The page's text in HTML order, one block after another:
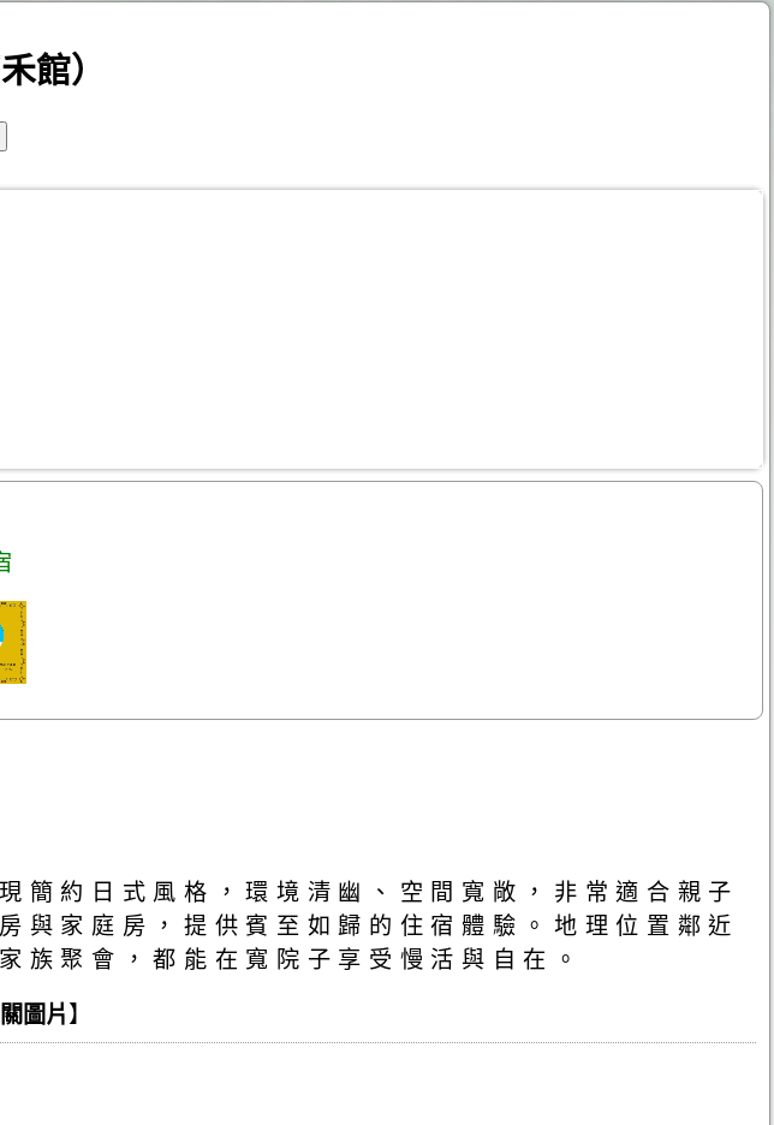
館）
簡約日式風格，環境清幽、空間寬敞，非常適合親子
與家庭房，提供賓至如歸的住宿體驗。地理位置鄰近
族聚會，都能在寬院子享受慢活與自在。
圖片 】